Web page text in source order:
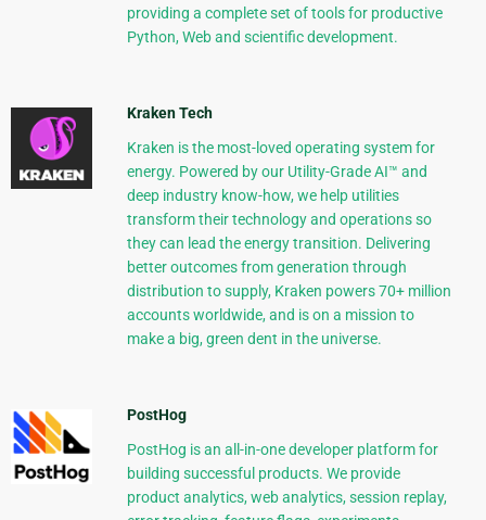
providing a complete set of tools for productive
Python, Web and scientific development.
Kraken Tech
Kraken is the most-loved operating system for
energy. Powered by our Utility-Grade AI™ and
deep industry know-how, we help utilities
transform their technology and operations so
they can lead the energy transition. Delivering
better outcomes from generation through
distribution to supply, Kraken powers 70+ million
accounts worldwide, and is on a mission to
make a big, green dent in the universe.
PostHog
PostHog is an all-in-one developer platform for
building successful products. We provide
product analytics, web analytics, session replay,